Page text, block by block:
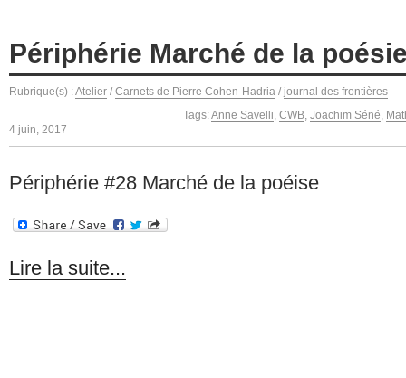
Périphérie Marché de la
Rubrique(s) :Atelier / Carnets de Pierre Cohen-Hadria / journal des frontières
Tags:Anne Savelli, CWB, Joachim Séné,
4 juin, 2017
Périphérie #28 Marché de la poéise
Lire la suite...